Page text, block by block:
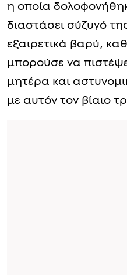
η οποία
διαστάσει σύζυγό
εξαιρετικά βαρύ,
μπορούσε να
μητέρα και
με αυτόν τον βίαιο